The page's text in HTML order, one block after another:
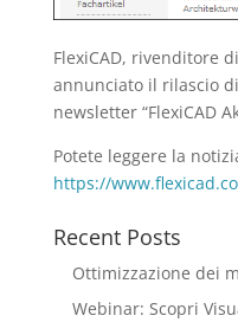
FlexiCAD, rivenditore
annunciato il rilascio
newsletter “FlexiCAD
Potete leggere la
https://
Recent Posts
Ottimizzazione dei
Webinar: Scopri